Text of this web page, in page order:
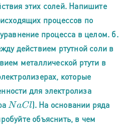
этих солей. Напишите
процессов по
процесса в целом. б.
действием ртутной соли в
металлической ртути в
которые
для электролиза
NaCl ). На основании ряда
объяснить, в чем